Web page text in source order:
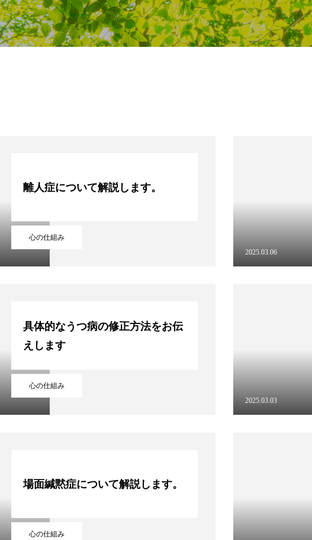
心の仕組み
離人症について解説します。
2025.03.06
心の仕組み
具体的なうつ病の修正方法をお伝
えします
2025.03.03
心の仕組み
場面緘黙症について解説します。